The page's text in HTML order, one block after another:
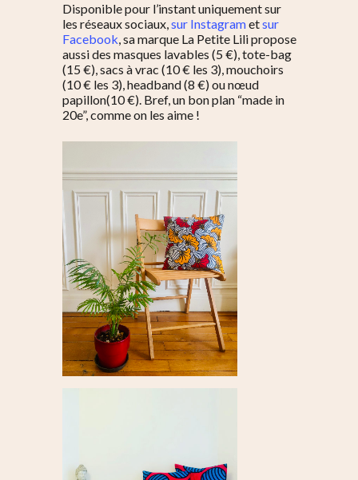
Disponible pour l’instant uniquement sur
les réseaux sociaux,sur Instagrametsur
Facebook, sa marque La Petite Lili propose
aussi des masques lavables (5 €), tote-bag
(15 €), sacs à vrac (10 € les 3), mouchoirs
(10 € les 3), headband (8 €) ou nœud
papillon(10 €). Bref, un bon plan “made in
20e”, comme on les aime !